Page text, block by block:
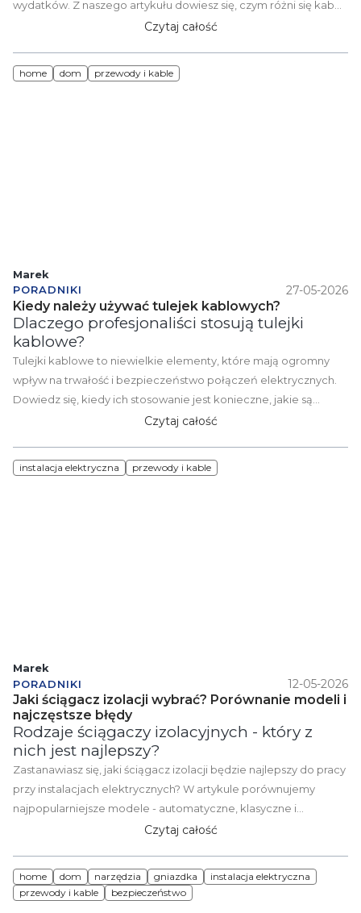
wydatków. Z naszego artykułu dowiesz się, czym różni się kabel
YKY od YAKY, jak dobrać odpowiedni przekrój żył oraz na jakiej
zasilanie swojego domu już teraz!
Czytaj całość
home dom przewody i kable
PORADNIKI 27-05-2026
Kiedy należy używać tulejek kablowych?
Dlaczego profesjonaliści stosują tulejki
kablowe?
Tulejki kablowe to niewielkie elementy, które mają ogromny
wpływ na trwałość i bezpieczeństwo połączeń elektrycznych.
Dowiedz się, kiedy ich stosowanie jest konieczne, jakie są
rodzaje tulejek oraz jak poprawnie zaciskać przewody linkowe.
rozdzielnicach, osprzęcie i instalacjach elektrycznych.
Czytaj całość
Marek
instalacja elektryczna przewody i kable
PORADNIKI 12-05-2026
Jaki ściągacz izolacji wybrać? Porównanie modeli i
najczęstsze błędy
Rodzaje ściągaczy izolacyjnych - który z
nich jest najlepszy?
Zastanawiasz się, jaki ściągacz izolacji będzie najlepszy do pracy
przy instalacjach elektrycznych? W artykule porównujemy
najpopularniejsze modele - automatyczne, klasyczne i
profesjonalne narzędzia do zdejmowania izolacji z przewodów.
oraz jakie błędy najczęściej popełniają użytkownicy podczas
pracy z przewodami.
Czytaj całość
Marek
home dom narzędzia gniazdka
instalacja elektryczna
przewody i kable
bezpieczeństwo